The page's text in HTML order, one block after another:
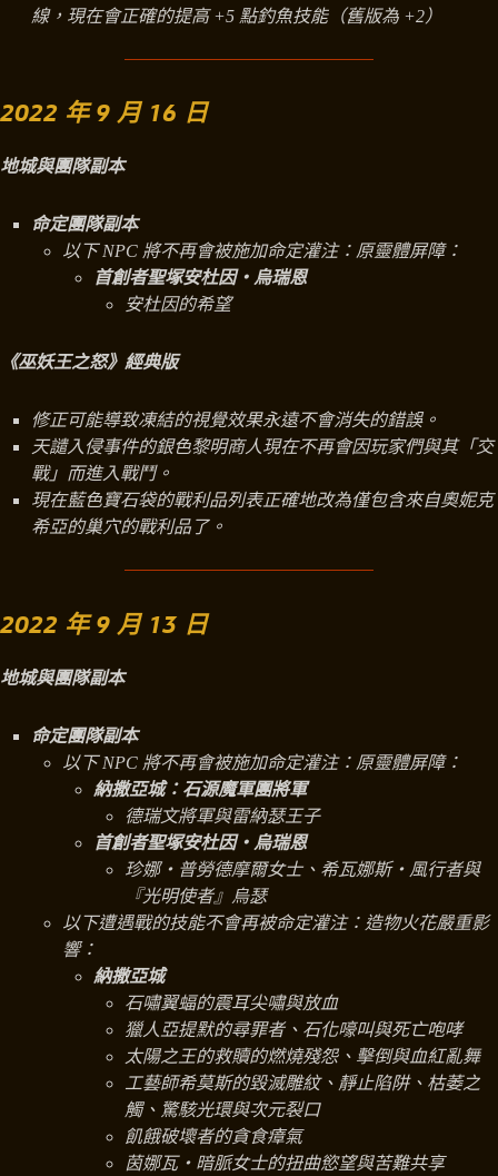
線，現在會正確的提高 +5 點釣魚技能（舊版為 +2）
2022 年 9 月 16 日
地城與團隊副本
命定團隊副本
以下 NPC 將不再會被施加命定灌注：原靈體屏障：
首創者聖塚安杜因‧烏瑞恩
安杜因的希望
《巫妖王之怒》經典版
修正可能導致凍結的視覺效果永遠不會消失的錯誤。
天譴入侵事件的銀色黎明商人現在不再會因玩家們與其「交
戰」而進入戰鬥。
現在藍色寶石袋的戰利品列表正確地改為僅包含來自奧妮克
希亞的巢穴的戰利品了。
2022 年 9 月 13 日
地城與團隊副本
命定團隊副本
以下 NPC 將不再會被施加命定灌注：原靈體屏障：
納撒亞城：石源魔軍團將軍
德瑞文將軍與雷納瑟王子
首創者聖塚安杜因‧烏瑞恩
珍娜‧普勞德摩爾女士、希瓦娜斯‧風行者與
『光明使者』烏瑟
以下遭遇戰的技能不會再被命定灌注：造物火花嚴重影
響：
納撒亞城
石嘯翼蝠的震耳尖嘯與放血
獵人亞提默的尋罪者、石化嚎叫與死亡咆哮
太陽之王的救贖的燃燒殘怨、擊倒與血紅亂舞
工藝師希莫斯的毀滅雕紋、靜止陷阱、枯萎之
觸、驚駭光環與次元裂口
飢餓破壞者的貪食瘴氣
茵娜瓦‧暗脈女士的扭曲慾望與苦難共享